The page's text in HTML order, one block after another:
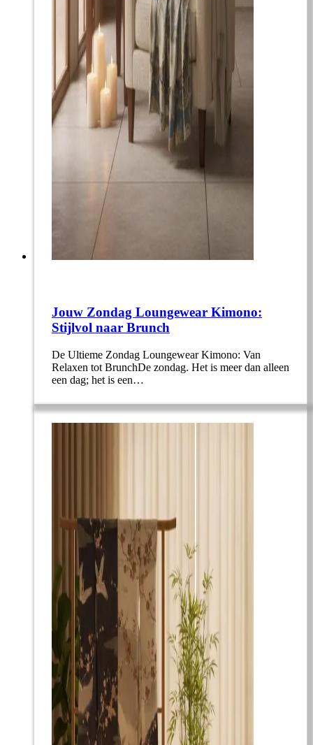
Jouw Zondag Loungewear Kimono:
Stijlvol naar Brunch
De Ultieme Zondag Loungewear Kimono: Van
Relaxen tot BrunchDe zondag. Het is meer dan alleen
een dag; het is een…